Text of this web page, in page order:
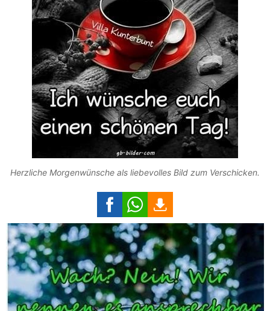
Herzliche Morgenwünsche als liebevolles Bild zum Verschicken.